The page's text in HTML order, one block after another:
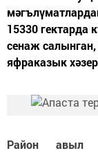
15330 гектарда
сенаж салынган,
яфраказык
Район авыл